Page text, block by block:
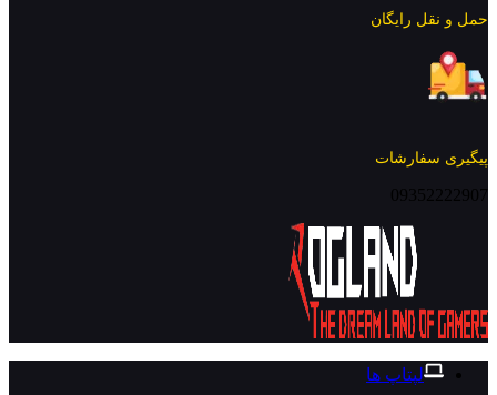
حمل و نقل رایگان
پیگیری سفارشات
09352222907
لپتاپ ها